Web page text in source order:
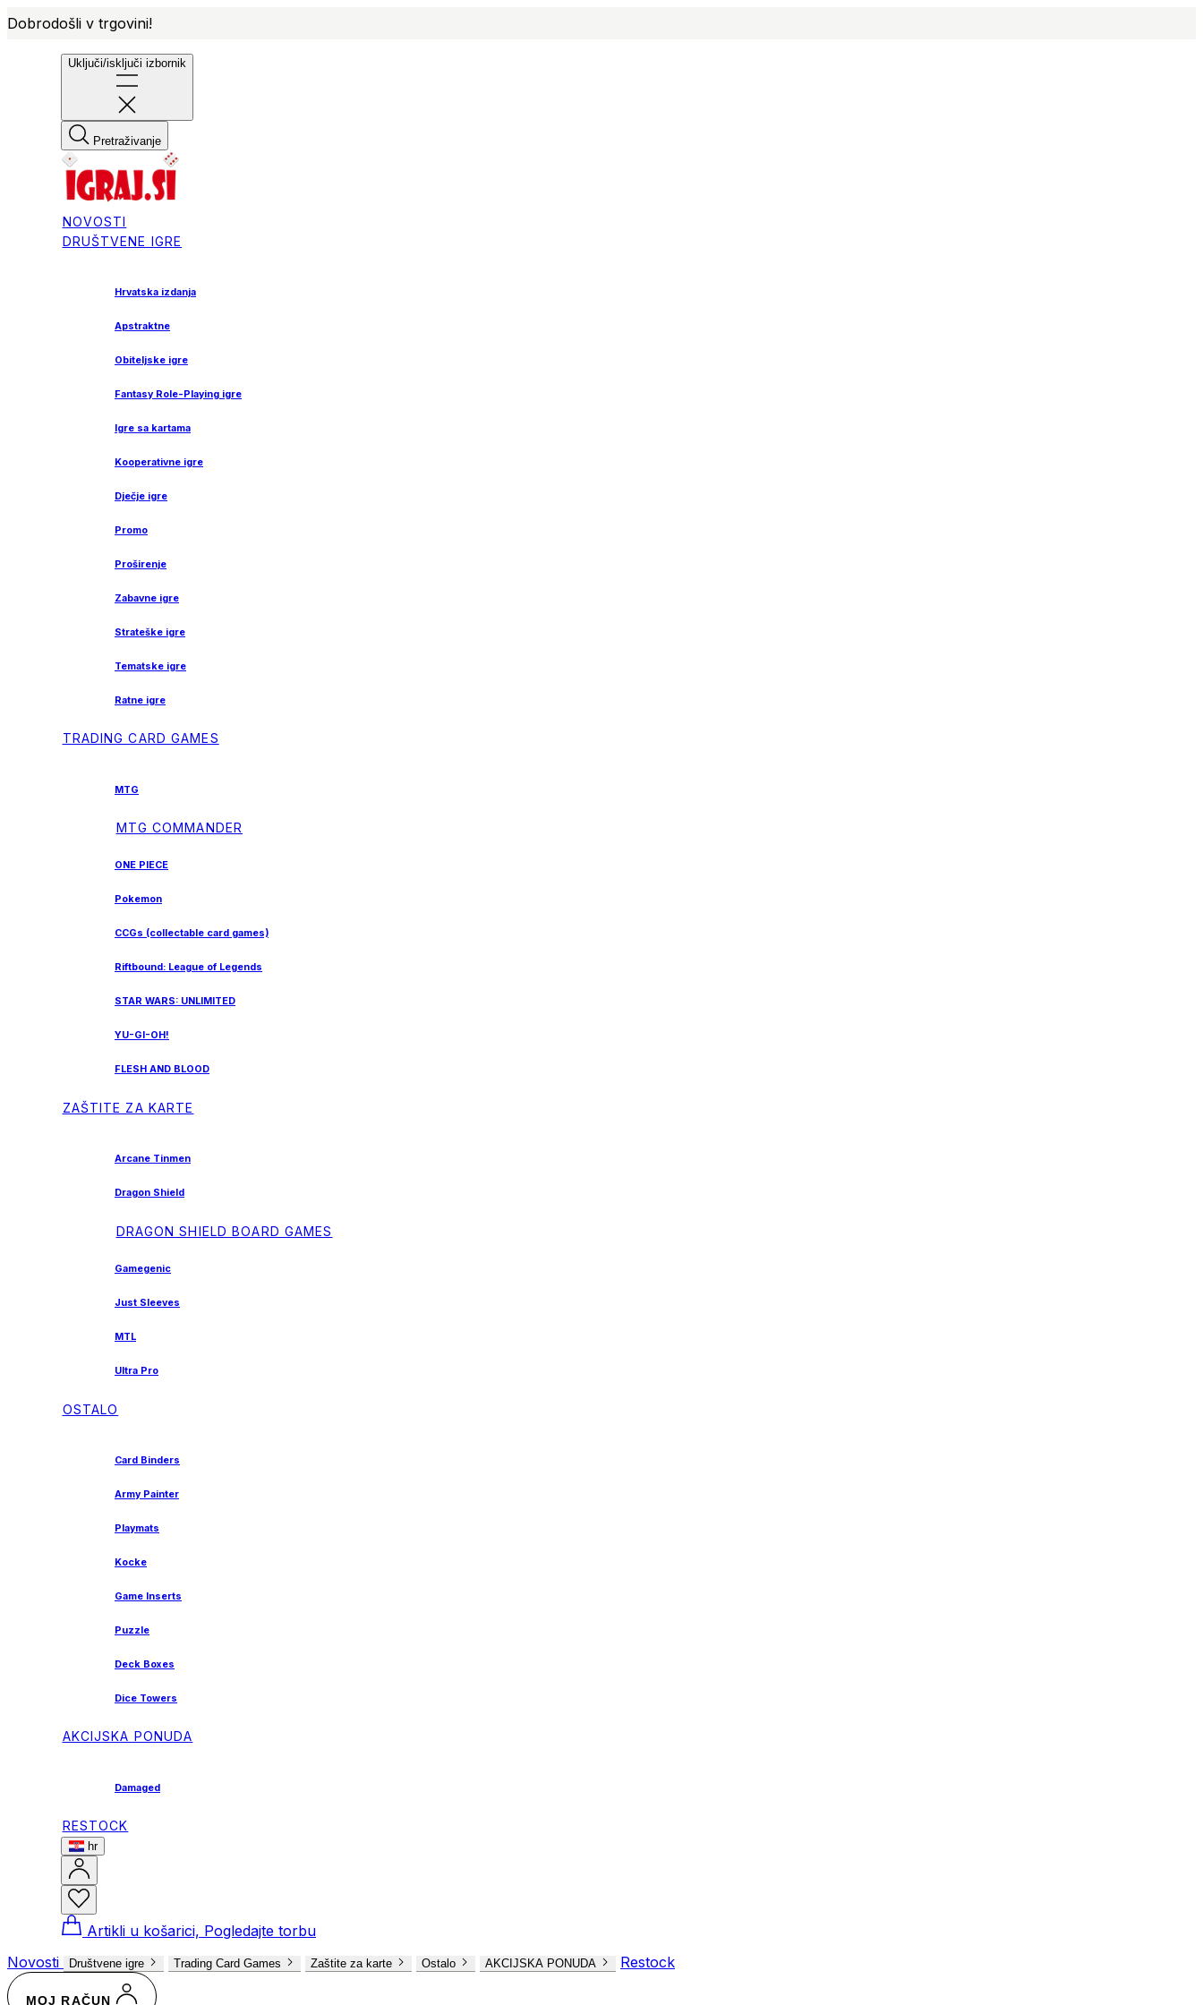
Dobrodošli v trgovini!
Uključi/isključi izbornik
Pretraživanje
NOVOSTI
DRUŠTVENE IGRE
Hrvatska izdanja
Apstraktne
Obiteljske igre
Fantasy Role-Playing igre
Igre sa kartama
Kooperativne igre
Dječje igre
Promo
Proširenje
Zabavne igre
Strateške igre
Tematske igre
Ratne igre
TRADING CARD GAMES
MTG
MTG COMMANDER
ONE PIECE
Pokemon
CCGs (collectable card games)
Riftbound: League of Legends
STAR WARS: UNLIMITED
YU-GI-OH!
FLESH AND BLOOD
ZAŠTITE ZA KARTE
Arcane Tinmen
Dragon Shield
DRAGON SHIELD BOARD GAMES
Gamegenic
Just Sleeves
MTL
Ultra Pro
OSTALO
Card Binders
Army Painter
Playmats
Kocke
Game Inserts
Puzzle
Deck Boxes
Dice Towers
AKCIJSKA PONUDA
Damaged
RESTOCK
hr
Artikli u košarici, Pogledajte torbu
Novosti
Društvene igre Trading Card Games Zaštite za karte Ostalo AKCIJSKA PONUDA Restock
MOJ RAČUN